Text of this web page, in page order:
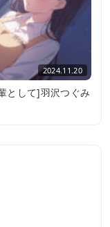
2024.11.20
として]羽沢つぐみ